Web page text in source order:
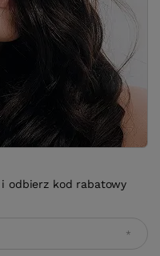
odbierz kod rabatowy